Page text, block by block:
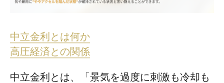
中立金利とは何か
高圧経済との関係
中立金利とは、「景気を過度に刺激も冷却も